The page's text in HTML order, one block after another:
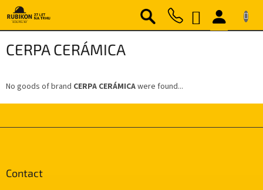
content
SHOPPING
CART
CERPA CERÁMICA
No goods of brand CERPA CERÁMICAwere found...
Contact